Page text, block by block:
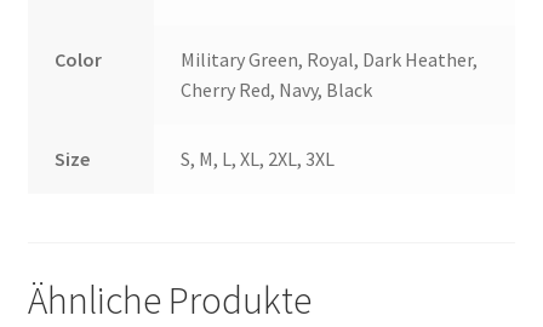
Color
Military Green, Royal, Dark Heather,
Cherry Red, Navy, Black
Size S, M, L, XL, 2XL, 3XL
Ähnliche Produkte